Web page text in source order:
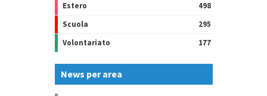
Estero
498
Scuola
295
Volontariato
177
News per area